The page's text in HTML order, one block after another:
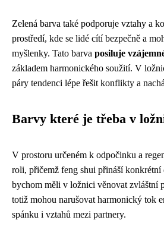
Zelená barva také podporuje vztahy a
prostředí, kde se lidé cítí bezpečně a
myšlenky. Tato barva posiluje
základem harmonického soužití. V
páry tendenci lépe řešit konflikty a
Barvy které je třeba v
V prostoru určeném k odpočinku a
roli, přičemž feng shui přináší
bychom měli v ložnici věnovat zvláštní
totiž mohou narušovat harmonický tok
spánku i vztahů mezi partnery.